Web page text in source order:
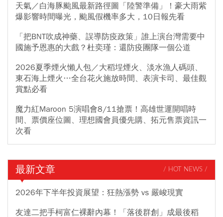
天氣／白海豚颱風最新路徑圖「陸警準備」！豪大雨紫
爆影響時間曝光，颱風假機率多大，10日報先看
「把BNT吹成神藥、誤導防疫政策」誰上演台灣需要中
國施予恩惠的大戲？杜奕瑾：還防疫團隊一個公道
2026夏季煙火懶人包／大稻埕煙火、淡水漁人碼頭、
東石海上煙火…全台花火施放時間、表演卡司、最佳觀
賞點必看
魔力紅Maroon 5演唱會8/11搶票！高雄世運開唱時
間、票價座位圖、理想國會員優先購、拓元售票資訊一
次看
最新文章 / HOT NEWS /
2026年下半年投資展望：狂熱漲勢 vs 嚴峻現實
友達二把手柯富仁裸辭內幕！「落後群創」成最後稻